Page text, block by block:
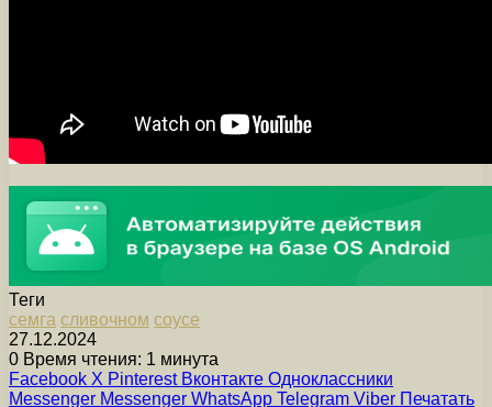
Теги
семга сливочном соусе
27.12.2024
0 Время чтения: 1 минута
Facebook X Pinterest Вконтакте Одноклассники
Messenger Messenger WhatsApp Telegram Viber Печатать